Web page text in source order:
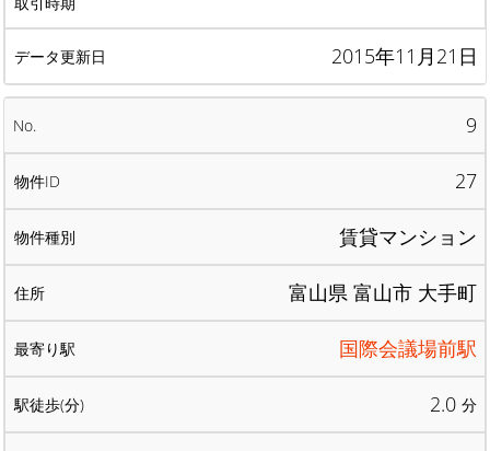
2015年11月21日
9
27
賃貸マンション
富山県 富山市 大手町
国際会議場前駅
2.0 分